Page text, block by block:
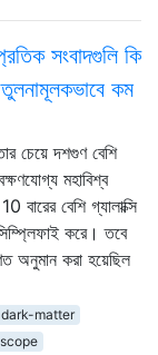
সংবাদগুলি কি
কম
চেয়ে দশগুণ বেশি
মহাবিশ্ব
বারের বেশি গ্যালাক্সি
করে। তবে
অনুমান করা হয়েছিল
dark-matter